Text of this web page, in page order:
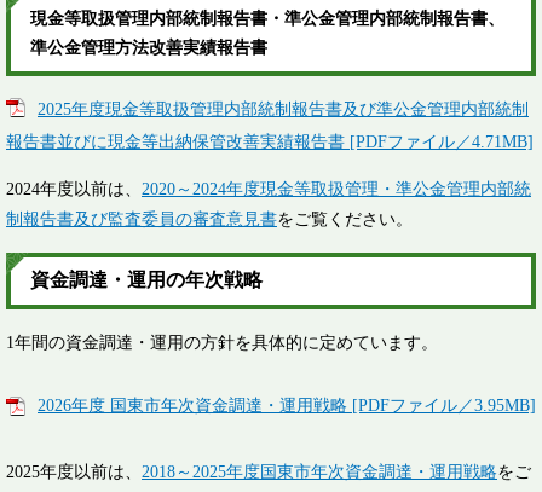
現金等取扱管理内部統制報告書・準公金管理内部統制報告書、
準公金管理方法改善実績報告書
2025年度現金等取扱管理内部統制報告書及び準公金管理内部統制
報告書並びに現金等出納保管改善実績報告書 [PDFファイル／4.71MB]
2024年度以前は、 2020～2024年度現金等取扱管理・準公金管理内部統
制報告書及び監査委員の審査意見書をご覧ください。​
資金調達・運用の年次戦略
1年間の資金調達・運用の方針を具体的に定めています。
2026年度 国東市年次資金調達・運用戦略 [PDFファイル／3.95MB]
2025年度以前は、 2018～2025年度国東市年次資金調達・運用戦略をご